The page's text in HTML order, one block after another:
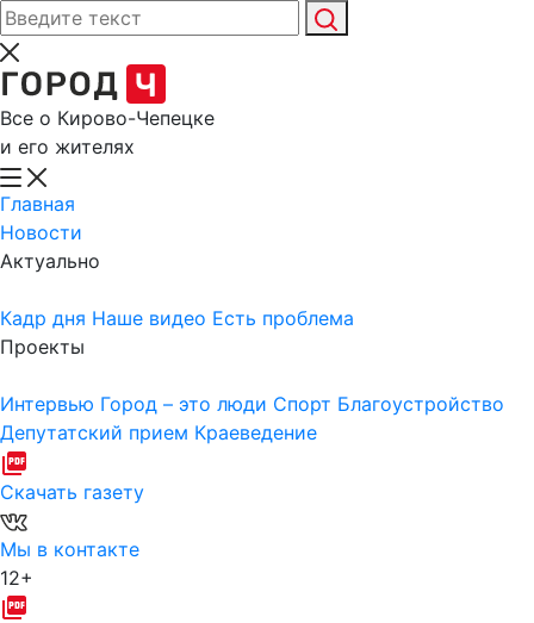
Все о Кирово-Чепецке
и его жителях
Главная
Новости
Актуально
Кадр дня Наше видео Есть проблема
Проекты
Интервью Город – это люди Спорт Благоустройство
Депутатский прием Краеведение
Скачать газету
Мы в контакте
12+